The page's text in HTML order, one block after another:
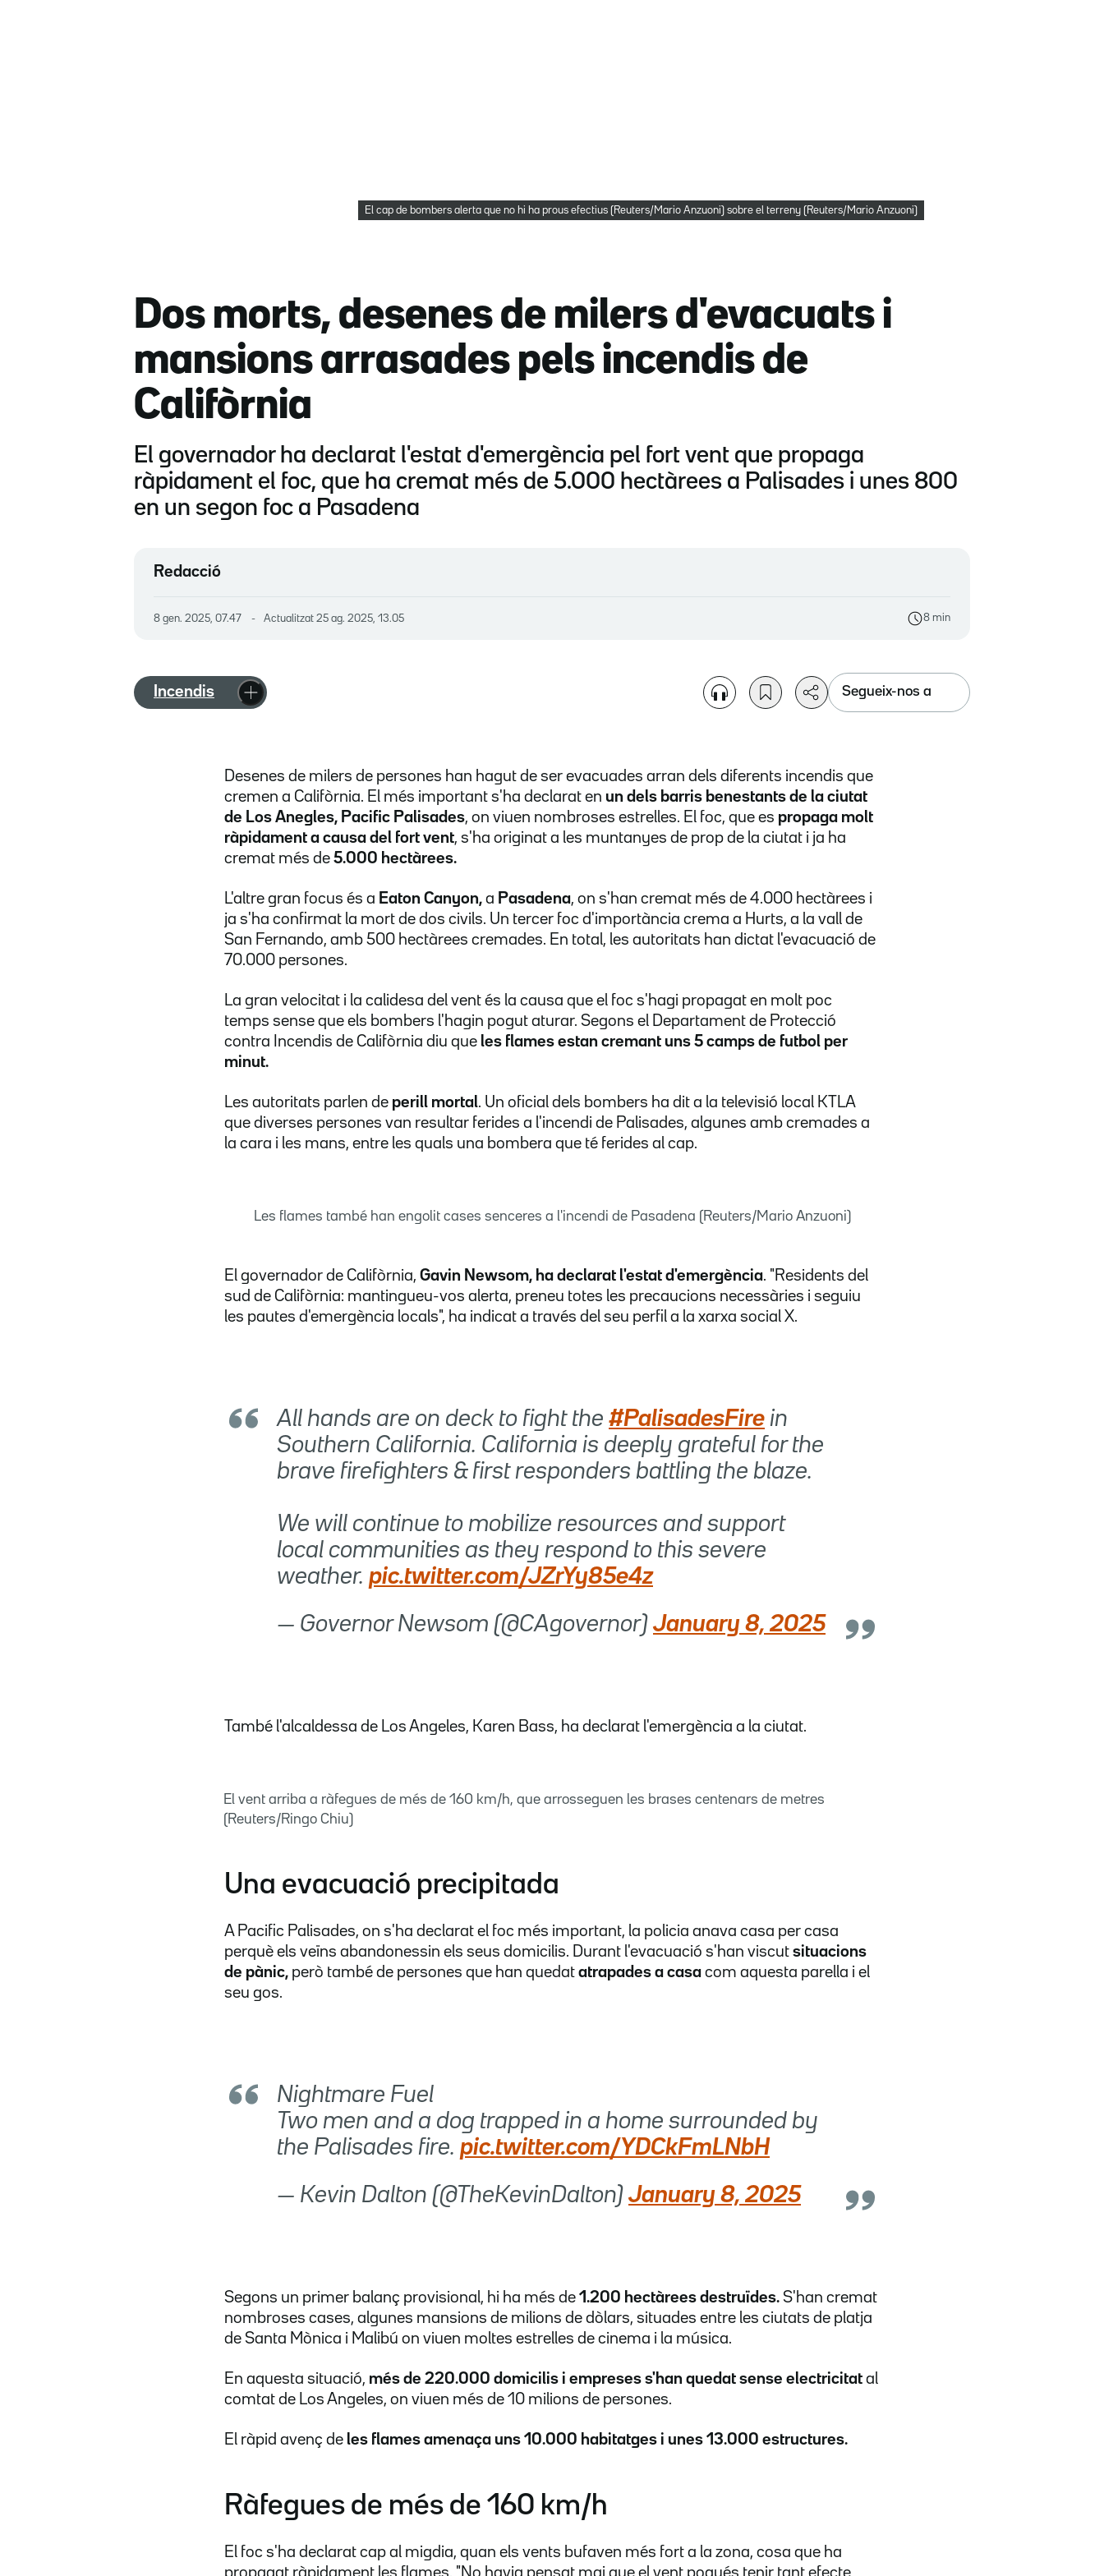
El cap de bombers alerta que no hi ha prous efectius (Reuters/Mario Anzuoni) sobre el terreny (Reuters/Mario Anzuoni)
Dos morts, desenes de milers d'evacuats i
mansions arrasades pels incendis de
Califòrnia
El governador ha declarat l'estat d'emergència pel fort vent que propaga
ràpidament el foc, que ha cremat més de 5.000 hectàrees a Palisades i unes 800
en un segon foc a Pasadena
Redacció
8 gen. 2025, 07.47 Actualitzat 25 ag. 2025, 13.05 8 min
Incendis Segueix-nos a
Desenes de milers de persones han hagut de ser evacuades arran dels diferents incendis que
cremen a Califòrnia. El més important s'ha declarat en un dels barris benestants de la ciutat
de Los Anegles, Pacific Palisades, on viuen nombroses estrelles. El foc, que es propaga molt
ràpidament a causa del fort vent, s'ha originat a les muntanyes de prop de la ciutat i ja ha
cremat més de 5.000 hectàrees.
L'altre gran focus és a Eaton Canyon, a Pasadena, on s'han cremat més de 4.000 hectàrees i
ja s'ha confirmat la mort de dos civils. Un tercer foc d'importància crema a Hurts, a la vall de
San Fernando, amb 500 hectàrees cremades. En total, les autoritats han dictat l'evacuació de
70.000 persones.
La gran velocitat i la calidesa del vent és la causa que el foc s'hagi propagat en molt poc
temps sense que els bombers l'hagin pogut aturar. Segons el Departament de Protecció
contra Incendis de Califòrnia diu que les flames estan cremant uns 5 camps de futbol per
minut.
Les autoritats parlen de perill mortal. Un oficial dels bombers ha dit a la televisió local KTLA
que diverses persones van resultar ferides a l'incendi de Palisades, algunes amb cremades a
la cara i les mans, entre les quals una bombera que té ferides al cap.
Les flames també han engolit cases senceres a l'incendi de Pasadena (Reuters/Mario Anzuoni)
El governador de Califòrnia, Gavin Newsom, ha declarat l'estat d'emergència. "Residents del
sud de Califòrnia: mantingueu-vos alerta, preneu totes les precaucions necessàries i seguiu
les pautes d'emergència locals", ha indicat a través del seu perfil a la xarxa social X.
All hands are on deck to fight the #PalisadesFire in
Southern California. California is deeply grateful for the
brave firefighters & first responders battling the blaze.
We will continue to mobilize resources and support
local communities as they respond to this severe
weather. pic.twitter.com/JZrYy85e4z
— Governor Newsom (@CAgovernor) January 8, 2025
També l'alcaldessa de Los Angeles, Karen Bass, ha declarat l'emergència a la ciutat.
El vent arriba a ràfegues de més de 160 km/h, que arrosseguen les brases centenars de metres
(Reuters/Ringo Chiu)
Una evacuació precipitada
A Pacific Palisades, on s'ha declarat el foc més important, la policia anava casa per casa
perquè els veïns abandonessin els seus domicilis. Durant l'evacuació s'han viscut situacions
de pànic, però també de persones que han quedat atrapades a casa com aquesta parella i el
seu gos.
Nightmare Fuel
Two men and a dog trapped in a home surrounded by
the Palisades fire. pic.twitter.com/YDCkFmLNbH
— Kevin Dalton (@TheKevinDalton) January 8, 2025
Segons un primer balanç provisional, hi ha més de 1.200 hectàrees destruïdes. S'han cremat
nombroses cases, algunes mansions de milions de dòlars, situades entre les ciutats de platja
de Santa Mònica i Malibú on viuen moltes estrelles de cinema i la música.
En aquesta situació, més de 220.000 domicilis i empreses s'han quedat sense electricitat al
comtat de Los Angeles, on viuen més de 10 milions de persones.
El ràpid avenç de les flames amenaça uns 10.000 habitatges i unes 13.000 estructures.
Ràfegues de més de 160 km/h
El foc s'ha declarat cap al migdia, quan els vents bufaven més fort a la zona, cosa que ha
propagat ràpidament les flames. "No havia pensat mai que el vent pogués tenir tant efecte